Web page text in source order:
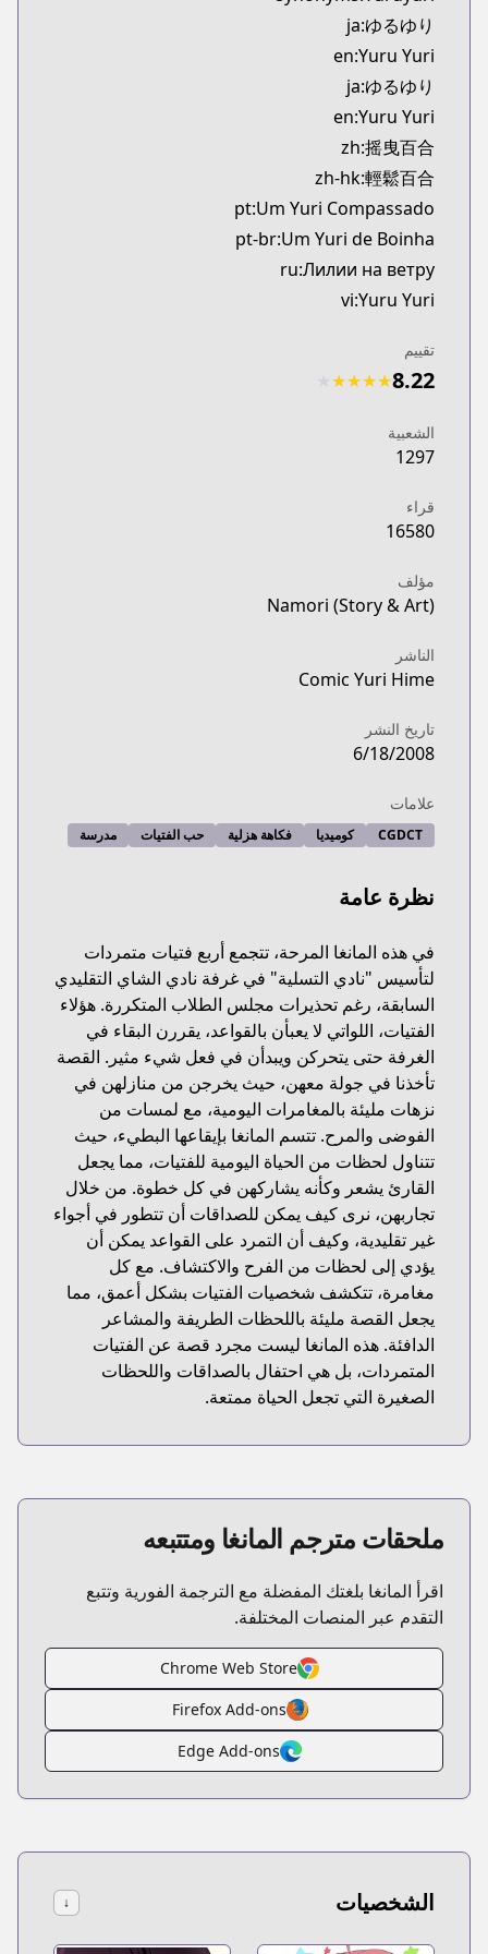
Kitsu
https://kitsu.app/manga/21646
MangaUpdates
MangaUpdates
www.mangaupdates.com/series.html?id=32965
Book☆Walker
Book☆Walker
https://bookwalker.jp/series/1938/list
ja:ゆるゆり
en:Yuru Yuri
ja:ゆるゆり
en:Yuru Yuri
zh:摇曳百合
zh-hk:輕鬆百合
pt:Um Yuri Compassado
pt-br:Um Yuri de Boinha
ru:Лилии на ветру
vi:Yuru Yuri
تقييم
8.22
★
★
★
★
الشعبية
1297
قراء
16580
مؤلف
Namori (Story & Art)
الناشر
Comic Yuri Hime
تاريخ النشر
6/18/2008
علامات
CGDCT كوميديا فكاهة هزلية حب الفتيات مدرسة
نظرة عامة
في هذه المانغا المرحة، تتجمع أربع فتيات متمردات
لتأسيس "نادي التسلية" في غرفة نادي الشاي التقليدي
السابقة، رغم تحذيرات مجلس الطلاب المتكررة. هؤلاء
الفتيات، اللواتي لا يعبأن بالقواعد، يقررن البقاء في
الغرفة حتى يتحركن ويبدأن في فعل شيء مثير. القصة
تأخذنا في جولة معهن، حيث يخرجن من منازلهن في
نزهات مليئة بالمغامرات اليومية، مع لمسات من
الفوضى والمرح. تتسم المانغا بإيقاعها البطيء، حيث
تتناول لحظات من الحياة اليومية للفتيات، مما يجعل
القارئ يشعر وكأنه يشاركهن في كل خطوة. من خلال
تجاربهن، نرى كيف يمكن للصداقات أن تتطور في أجواء
غير تقليدية، وكيف أن التمرد على القواعد يمكن أن
يؤدي إلى لحظات من الفرح والاكتشاف. مع كل
مغامرة، تتكشف شخصيات الفتيات بشكل أعمق، مما
يجعل القصة مليئة باللحظات الطريفة والمشاعر
الدافئة. هذه المانغا ليست مجرد قصة عن الفتيات
المتمردات، بل هي احتفال بالصداقات واللحظات
الصغيرة التي تجعل الحياة ممتعة.
ملحقات مترجم المانغا ومتتبعه
اقرأ المانغا بلغتك المفضلة مع الترجمة الفورية وتتبع
التقدم عبر المنصات المختلفة.
Chrome Web Store
Firefox Add-ons
Edge Add-ons
الشخصيات ↓